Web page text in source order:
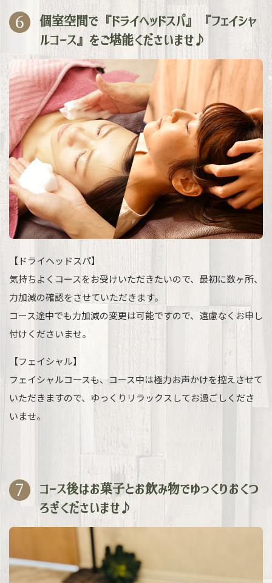
6
個室空間で『ドライヘッドスパ』『フェイシャ
ルコース』をご堪能くださいませ♪
【ドライヘッドスパ】
気持ちよくコースをお受けいただきたいので、最初に数ヶ所、
力加減の確認をさせていただきます。
コース途中でも力加減の変更は可能ですので、遠慮なくお申し
付けくださいませ。
【フェイシャル】
フェイシャルコースも、コース中は極力お声かけを控えさせて
いただきますので、ゆっくりリラックスしてお過ごしくださ
いませ。
7
コース後はお菓子とお飲み物でゆっくりおくつ
ろぎくださいませ♪